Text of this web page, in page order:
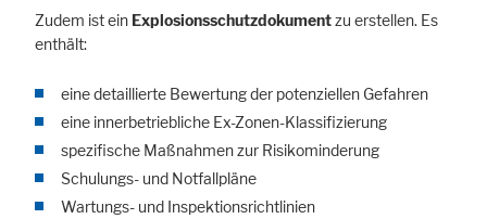
Zudem ist ein Explosionsschutzdokumentzu erstellen. Es
enthält:
eine detaillierte Bewertung der potenziellen Gefahren
eine innerbetriebliche Ex-Zonen-Klassifizierung
spezifische Maßnahmen zur Risikominderung
Schulungs- und Notfallpläne
Wartungs- und Inspektionsrichtlinien